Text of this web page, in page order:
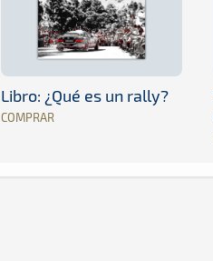
Libro: ¿Qué es un rally?
COMPRAR